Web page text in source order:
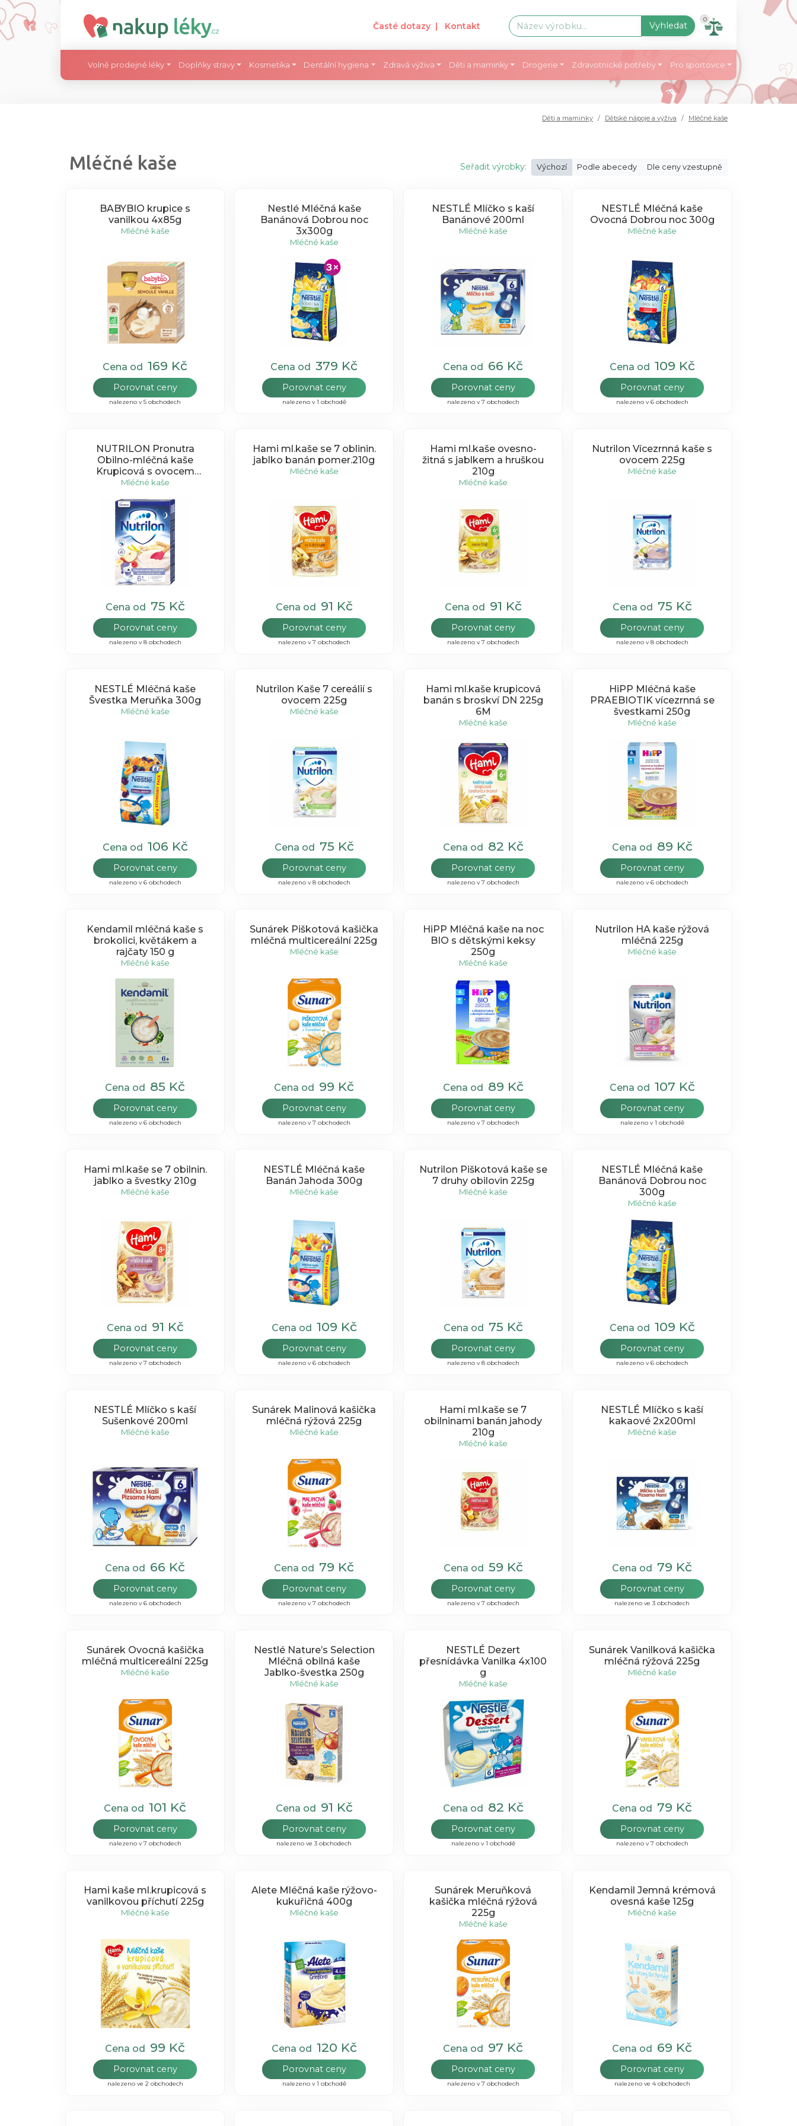
Časté dotazy | Kontakt Vyhledat
0
Volně prodejné léky Doplňky stravy Kosmetika Dentální hygiena Zdravá výživa Děti a maminky Drogerie Zdravotnické potřeby Pro sportovce
Děti a maminky Dětské nápoje a výživa Mléčné kaše
Mléčné kaše Seřadit výrobky: Výchozí Podle abecedy Dle ceny vzestupně
BABYBIO krupice s
vanilkou 4x85g
Mléčné kaše
Cena od 169 Kč
Porovnat ceny
nalezeno v 5 obchodech
Nestlé Mléčná kaše
Banánová Dobrou noc
3x300g
Mléčné kaše
Cena od 379 Kč
Porovnat ceny
nalezeno v 1 obchodě
NESTLÉ Mlíčko s kaší
Banánové 200ml
Mléčné kaše
Cena od 66 Kč
Porovnat ceny
nalezeno v 7 obchodech
NESTLÉ Mléčná kaše
Ovocná Dobrou noc 300g
Mléčné kaše
Cena od 109 Kč
Porovnat ceny
nalezeno v 6 obchodech
NUTRILON Pronutra
Obilno-mléčná kaše
Krupicová s ovocem
GOOD NIGHT
Mléčné kaše
Cena od 75 Kč
Porovnat ceny
nalezeno v 8 obchodech
Hami ml.kaše se 7 oblinin.
jablko banán pomer.210g
Mléčné kaše
Cena od 91 Kč
Porovnat ceny
nalezeno v 7 obchodech
Hami ml.kaše ovesno-
žitná s jablkem a hruškou
210g
Mléčné kaše
Cena od 91 Kč
Porovnat ceny
nalezeno v 7 obchodech
Nutrilon Vícezrnná kaše s
ovocem 225g
Mléčné kaše
Cena od 75 Kč
Porovnat ceny
nalezeno v 8 obchodech
NESTLÉ Mléčná kaše
Švestka Meruňka 300g
Mléčné kaše
Cena od 106 Kč
Porovnat ceny
nalezeno v 6 obchodech
Nutrilon Kaše 7 cereálií s
ovocem 225g
Mléčné kaše
Cena od 75 Kč
Porovnat ceny
nalezeno v 8 obchodech
Hami ml.kaše krupicová
banán s broskví DN 225g
6M
Mléčné kaše
Cena od 82 Kč
Porovnat ceny
nalezeno v 7 obchodech
HiPP Mléčná kaše
PRAEBIOTIK vícezrnná se
švestkami 250g
Mléčné kaše
Cena od 89 Kč
Porovnat ceny
nalezeno v 6 obchodech
Kendamil mléčná kaše s
brokolici, květákem a
rajčaty 150 g
Mléčné kaše
Cena od 85 Kč
Porovnat ceny
nalezeno v 6 obchodech
Sunárek Piškotová kašička
mléčná multicereální 225g
Mléčné kaše
Cena od 99 Kč
Porovnat ceny
nalezeno v 7 obchodech
HiPP Mléčná kaše na noc
BIO s dětskými keksy
250g
Mléčné kaše
Cena od 89 Kč
Porovnat ceny
nalezeno v 7 obchodech
Nutrilon HA kaše rýžová
mléčná 225g
Mléčné kaše
Cena od 107 Kč
Porovnat ceny
nalezeno v 1 obchodě
Hami ml.kaše se 7 obilnin.
jablko a švestky 210g
Mléčné kaše
Cena od 91 Kč
Porovnat ceny
nalezeno v 7 obchodech
NESTLÉ Mléčná kaše
Banán Jahoda 300g
Mléčné kaše
Cena od 109 Kč
Porovnat ceny
nalezeno v 6 obchodech
Nutrilon Piškotová kaše se
7 druhy obilovin 225g
Mléčné kaše
Cena od 75 Kč
Porovnat ceny
nalezeno v 8 obchodech
NESTLÉ Mléčná kaše
Banánová Dobrou noc
300g
Mléčné kaše
Cena od 109 Kč
Porovnat ceny
nalezeno v 6 obchodech
NESTLÉ Mlíčko s kaší
Sušenkové 200ml
Mléčné kaše
Cena od 66 Kč
Porovnat ceny
nalezeno v 6 obchodech
Sunárek Malinová kašička
mléčná rýžová 225g
Mléčné kaše
Cena od 79 Kč
Porovnat ceny
nalezeno v 7 obchodech
Hami ml.kaše se 7
obilninami banán jahody
210g
Mléčné kaše
Cena od 59 Kč
Porovnat ceny
nalezeno v 7 obchodech
NESTLÉ Mlíčko s kaší
kakaové 2x200ml
Mléčné kaše
Cena od 79 Kč
Porovnat ceny
nalezeno ve 3 obchodech
Sunárek Ovocná kašička
mléčná multicereální 225g
Mléčné kaše
Cena od 101 Kč
Porovnat ceny
nalezeno v 7 obchodech
Nestlé Nature’s Selection
Mléčná obilná kaše
Jablko-švestka 250g
Mléčné kaše
Cena od 91 Kč
Porovnat ceny
nalezeno ve 3 obchodech
NESTLÉ Dezert
přesnídávka Vanilka 4x100
g
Mléčné kaše
Cena od 82 Kč
Porovnat ceny
nalezeno v 1 obchodě
Sunárek Vanilková kašička
mléčná rýžová 225g
Mléčné kaše
Cena od 79 Kč
Porovnat ceny
nalezeno v 7 obchodech
Hami kaše ml.krupicová s
vanilkovou příchutí 225g
Mléčné kaše
Cena od 99 Kč
Porovnat ceny
nalezeno ve 2 obchodech
Alete Mléčná kaše rýžovo-
kukuřičná 400g
Mléčné kaše
Cena od 120 Kč
Porovnat ceny
nalezeno v 1 obchodě
Sunárek Meruňková
kašička mléčná rýžová
225g
Mléčné kaše
Cena od 97 Kč
Porovnat ceny
nalezeno v 7 obchodech
Kendamil Jemná krémová
ovesná kaše 125g
Mléčné kaše
Cena od 69 Kč
Porovnat ceny
nalezeno ve 4 obchodech